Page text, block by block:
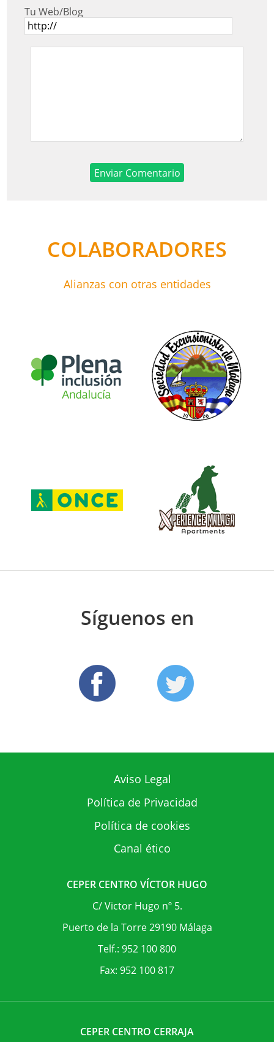
Tu Web/Blog
COLABORADORES
Alianzas con otras entidades
Síguenos en
Aviso Legal
Política de Privacidad
Política de cookies
Canal ético
CEPER CENTRO VÍCTOR HUGO
C/ Victor Hugo nº 5.
Puerto de la Torre 29190 Málaga
Telf.: 952 100 800
Fax: 952 100 817
CEPER CENTRO CERRAJA